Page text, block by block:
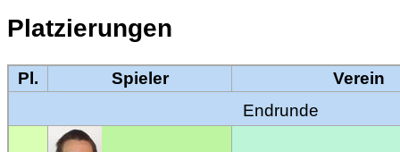
Platzierungen
Pl. Spieler
Verein
Endrunde